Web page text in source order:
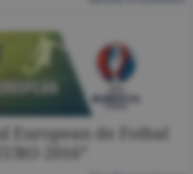
European de Fotbal
2016”